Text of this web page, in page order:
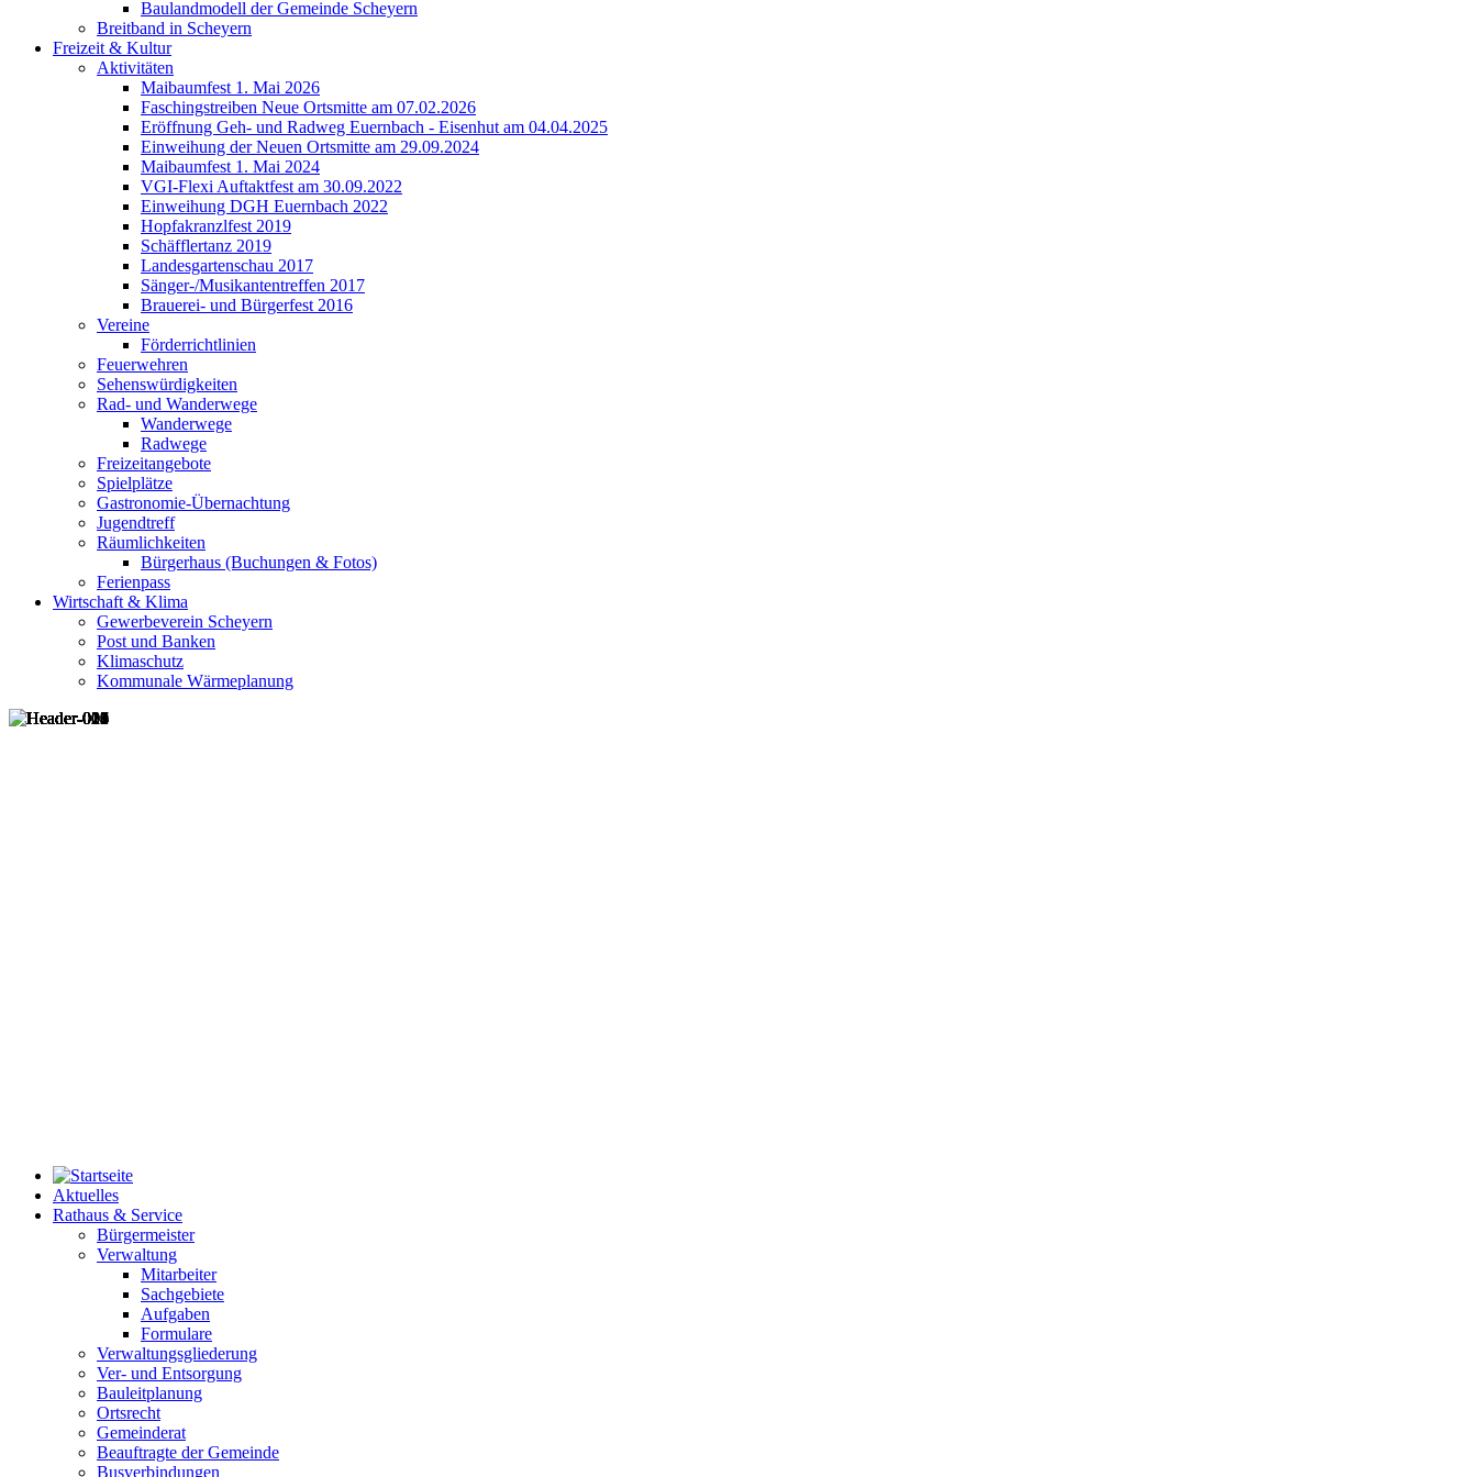
Baulandmodell der Gemeinde Scheyern
Breitband in Scheyern
Freizeit & Kultur
Aktivitäten
Maibaumfest 1. Mai 2026
Faschingstreiben Neue Ortsmitte am 07.02.2026
Eröffnung Geh- und Radweg Euernbach - Eisenhut am 04.04.2025
Einweihung der Neuen Ortsmitte am 29.09.2024
Maibaumfest 1. Mai 2024
VGI-Flexi Auftaktfest am 30.09.2022
Einweihung DGH Euernbach 2022
Hopfakranzlfest 2019
Schäfflertanz 2019
Landesgartenschau 2017
Sänger-/Musikantentreffen 2017
Brauerei- und Bürgerfest 2016
Vereine
Förderrichtlinien
Feuerwehren
Sehenswürdigkeiten
Rad- und Wanderwege
Wanderwege
Radwege
Freizeitangebote
Spielplätze
Gastronomie-Übernachtung
Jugendtreff
Räumlichkeiten
Bürgerhaus (Buchungen & Fotos)
Ferienpass
Wirtschaft & Klima
Gewerbeverein Scheyern
Post und Banken
Klimaschutz
Kommunale Wärmeplanung
Aktuelles
Rathaus & Service
Bürgermeister
Verwaltung
Mitarbeiter
Sachgebiete
Aufgaben
Formulare
Verwaltungsgliederung
Ver- und Entsorgung
Bauleitplanung
Ortsrecht
Gemeinderat
Beauftragte der Gemeinde
Busverbindungen